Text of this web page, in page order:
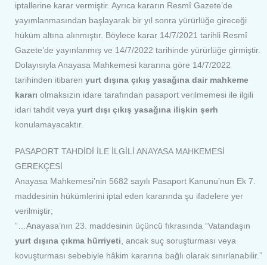
iptallerine karar vermiştir. Ayrıca kararın Resmî Gazete’de
yayımlanmasından başlayarak bir yıl sonra yürürlüğe gireceği
hüküm altına alınmıştır. Böylece karar 14/7/2021 tarihli Resmî
Gazete’de yayınlanmış ve 14/7/2022 tarihinde yürürlüğe girmiştir.
Dolayısıyla Anayasa Mahkemesi kararına göre 14/7/2022
tarihinden itibaren yurt dışına çıkış yasağına dair mahkeme
kararı olmaksızın idare tarafından pasaport verilmemesi ile ilgili
idari tahdit veya yurt dışı çıkış yasağına ilişkin şerh
konulamayacaktır.
PASAPORT TAHDİDİ İLE İLGİLİ ANAYASA MAHKEMESİ
GEREKÇESİ
Anayasa Mahkemesi’nin 5682 sayılı Pasaport Kanunu’nun Ek 7.
maddesinin hükümlerini iptal eden kararında şu ifadelere yer
verilmiştir;
”…Anayasa’nın 23. maddesinin üçüncü fıkrasında “Vatandaşın
yurt dışına çıkma hürriyeti , ancak suç soruşturması veya
kovuşturması sebebiyle hâkim kararına bağlı olarak sınırlanabilir.”